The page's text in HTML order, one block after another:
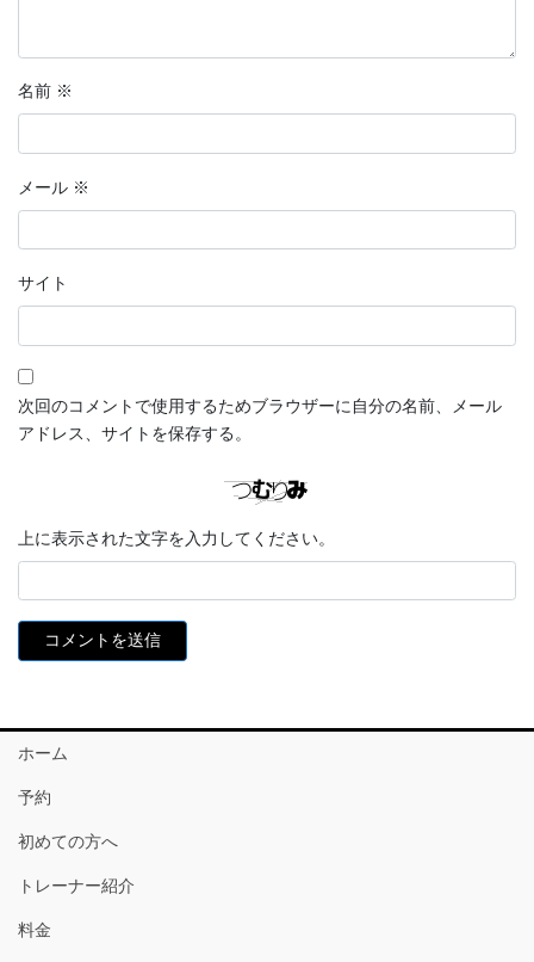
名前 ※
メール ※
サイト
次回のコメントで使用するためブラウザーに自分の名前、メール
アドレス、サイトを保存する。
上に表示された文字を入力してください。
ホーム
予約
初めての方へ
トレーナー紹介
料金